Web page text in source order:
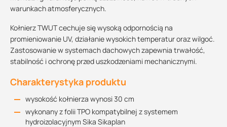
warunkach atmosferycznych.
Kołnierz TWUT cechuje się wysoką odpornością na
promieniowanie UV, działanie wysokich temperatur oraz wilgoć.
Zastosowanie w systemach dachowych zapewnia trwałość,
stabilność i ochronę przed uszkodzeniami mechanicznymi.
Charakterystyka produktu
wysokość kołnierza wynosi 30 cm
wykonany z folii TPO kompatybilnej z systemem
hydroizolacyjnym Sika Sikaplan